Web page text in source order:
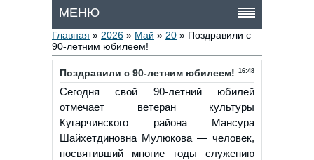
МЕНЮ
Главная » 2026 » Май » 20 » Поздравили с
90-летним юбилеем!
16:48
Поздравили с 90-летним юбилеем!
Сегодня свой 90-летний юбилей
отмечает ветеран культуры
Кугарчинского района Мансура
Шайхетдиновна Мулюкова — человек,
посвятивший многие годы служению